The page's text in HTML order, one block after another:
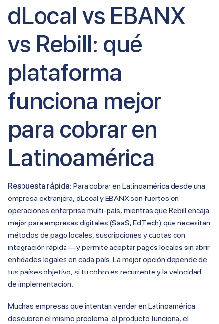
dLocal vs EBANX
vs Rebill: qué
plataforma
funciona mejor
para cobrar en
Latinoamérica
Respuesta rápida: Para cobrar en Latinoamérica desde una
empresa extranjera, dLocal y EBANX son fuertes en
operaciones enterprise multi-país, mientras que Rebill encaja
mejor para empresas digitales (SaaS, EdTech) que necesitan
métodos de pago locales, suscripciones y cuotas con
integración rápida —y permite aceptar pagos locales sin abrir
entidades legales en cada país. La mejor opción depende de
tus países objetivo, si tu cobro es recurrente y la velocidad
de implementación.
Muchas empresas que intentan vender en Latinoamérica
descubren el mismo problema: el producto funciona, el